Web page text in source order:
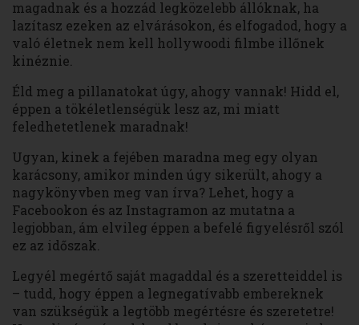
magadnak és a hozzád legközelebb állóknak, ha
lazítasz ezeken az elvárásokon, és elfogadod, hogy a
való életnek nem kell hollywoodi filmbe illőnek
kinéznie.
Éld meg a pillanatokat úgy, ahogy vannak! Hidd el,
éppen a tökéletlenségük lesz az, mi miatt
feledhetetlenek maradnak!
Ugyan, kinek a fejében maradna meg egy olyan
karácsony, amikor minden úgy sikerült, ahogy a
nagykönyvben meg van írva? Lehet, hogy a
Facebookon és az Instagramon az mutatna a
legjobban, ám elvileg éppen a befelé figyelésről szól
ez az időszak.
Legyél megértő saját magaddal és a szeretteiddel is
– tudd, hogy éppen a legnegatívabb embereknek
van szükségük a legtöbb megértésre és szeretetre!